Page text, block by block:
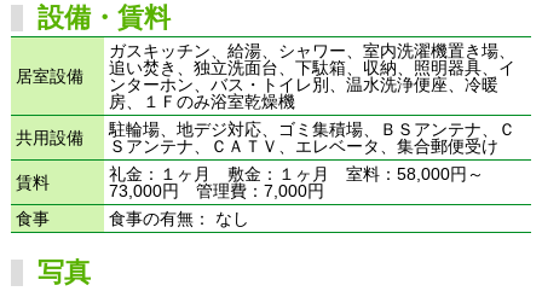
設備・賃料
居室設備
ガスキッチン、給湯、シャワー、室内洗濯機置き場、
追い焚き、独立洗面台、下駄箱、収納、照明器具、イ
ンターホン、バス・トイレ別、温水洗浄便座、冷暖
房、１Ｆのみ浴室乾燥機
共用設備
駐輪場、地デジ対応、ゴミ集積場、ＢＳアンテナ、Ｃ
Ｓアンテナ、ＣＡＴＶ、エレベータ、集合郵便受け
賃料
礼金：１ヶ月 敷金：１ヶ月 室料：58,000円～
73,000円 管理費：7,000円
食事
食事の有無： なし
写真